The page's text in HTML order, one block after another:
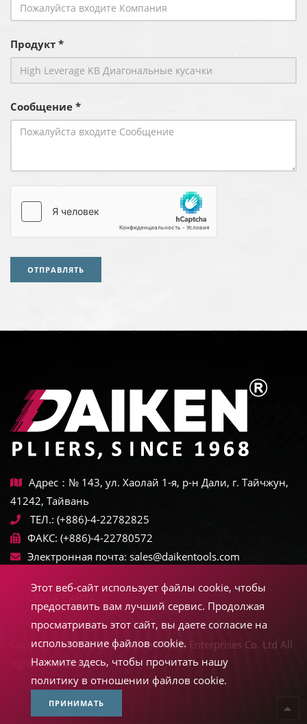
Продукт *
Сообщение *
ОТПРАВЛЯТЬ
Адрес：№ 143, ул. Хаолай 1-я, р-н Дали, г. Тайчжун,
41242, Тайвань
ТЕЛ.: (+886)-4-22782825
ФАКС: (+886)-4-22780572
Электронная почта: sales@daikentools.com
Copyright © 2022-2026 Daiken Tools Enterprises Co. Ltd All
rights reserved.
Этот веб-сайт использует файлы cookie, чтобы
предоставить вам лучший сервис. Продолжая
просматривать этот сайт, вы даете согласие на
использование файлов cookie.
Нажмите здесь, чтобы прочитать нашу
политику в отношении файлов cookie.
ПРИНИМАТЬ